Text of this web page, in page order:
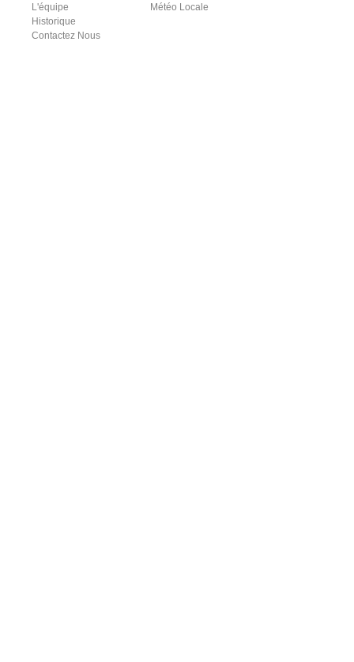
L'équipe
Historique
Contactez Nous
Météo Locale